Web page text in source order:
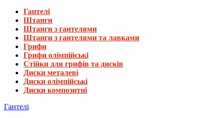
Гантелі
Штанги
Штанги з гантелями
Штанги з гантелями та лавками
Грифи
Грифи олімпійські
Стійки для грифів та дисків
Диски металеві
Диски олімпійські
Диски композитні
Гантелі